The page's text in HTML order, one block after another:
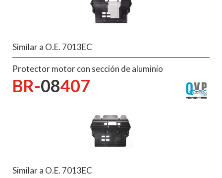
Similar a O.E. 7013EC
Protector motor con sección de aluminio
BR-08407
Similar a O.E. 7013EC